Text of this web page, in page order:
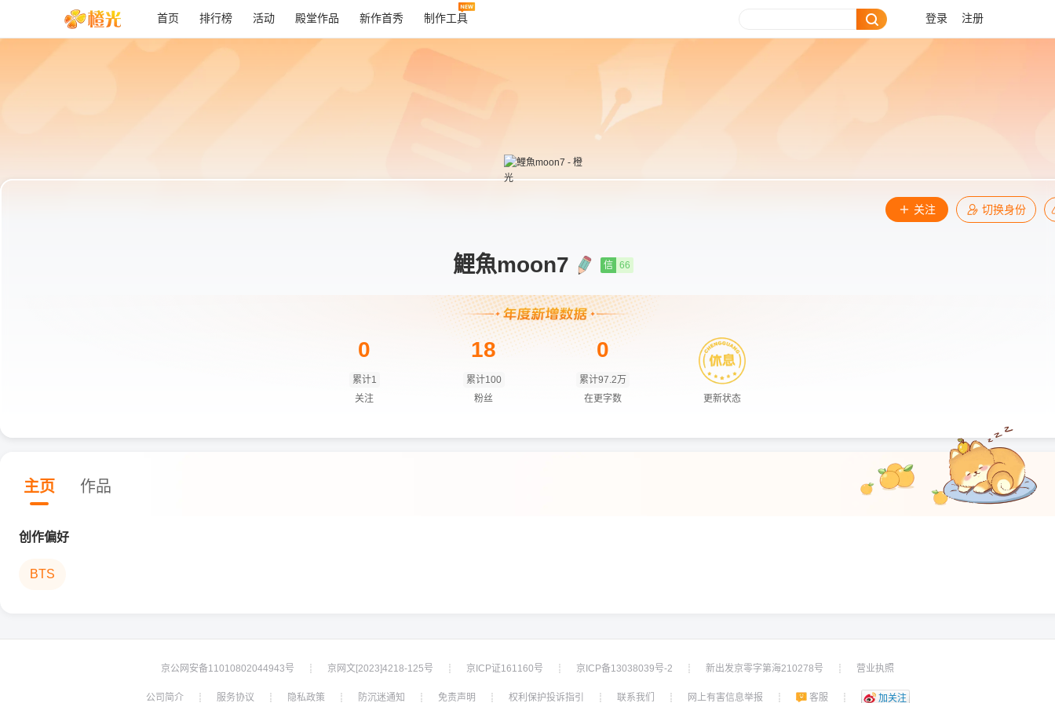
首页 排行榜 活动 殿堂作品 新作首秀 制作工具 登录 注册
关注 切换身份
鯉魚moon7 信 66
0
累计1
关注
18
累计100
粉丝
0
累计97.2万
在更字数
更新状态
主页 作品
创作偏好
BTS
京公网安备11010802044943号 ┊ 京网文[2023]4218-125号 ┊ 京ICP证161160号 ┊ 京ICP备13038039号-2 ┊ 新出发京零字第海210278号 ┊ 营业执照
公司简介 ┊ 服务协议 ┊ 隐私政策 ┊ 防沉迷通知 ┊ 免责声明 ┊ 权利保护投诉指引 ┊ 联系我们 ┊ 网上有害信息举报 ┊ 客服 ┊ 加关注